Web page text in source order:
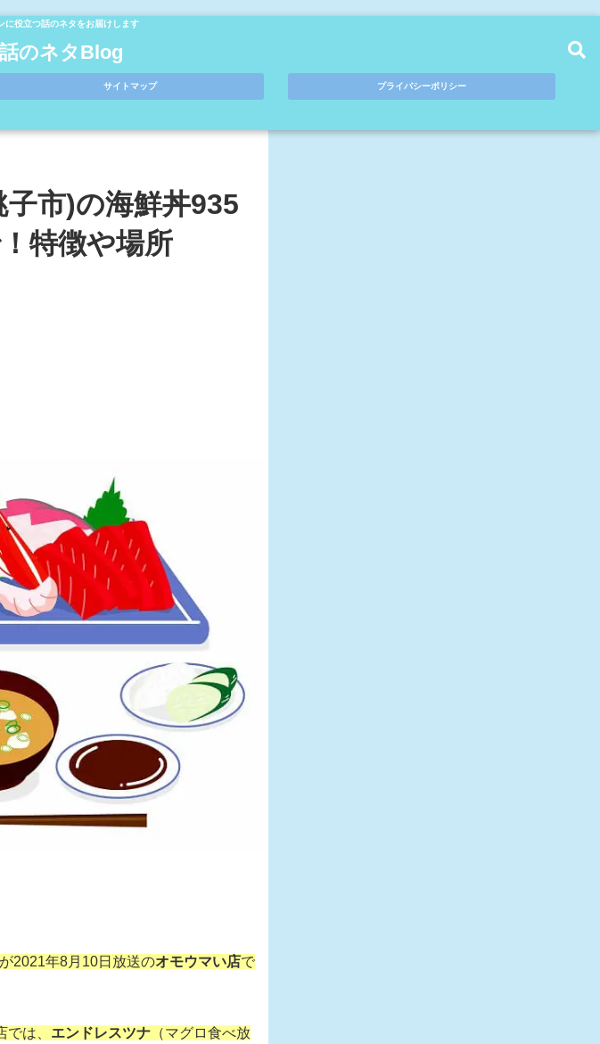
に役立つ話のネタをお届けします
のネタBlog
サイトマップ プライバシーポリシー
市)の海鮮丼935
特徴や場所
が2021年8月10日放送のオモウマい店で
は、 エンドレスツナ （マグロ食べ放